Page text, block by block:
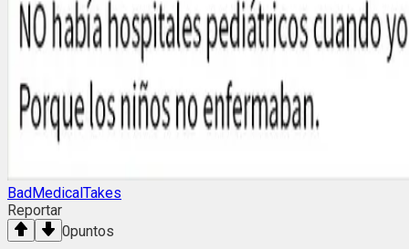
BadMedicalTakes
Reportar
0puntos